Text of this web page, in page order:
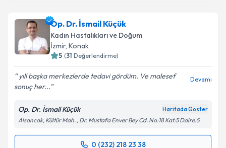
takvim hazırlandığında e-posta ile bilgilendireceğiz.
E-posta Adresiniz
kapsamda işlenmesini kabul ediyorum.
Takvim Talebini Gönder
Op. Dr. İsmail Küçük
Kadın Hastalıkları ve Doğum
İzmir, Konak
5 (31 Değerlendirme)
yıll başka merkezlerde tedavi gördüm. Ve malesef
sonuç her...
Devamı
Op. Dr. İsmail Küçük Haritada Göster
Alsancak, Kültür Mah. , Dr. Mustafa Enver Bey Cd. No:18 Kat:5 Daire:5
0 (232) 218 23 38